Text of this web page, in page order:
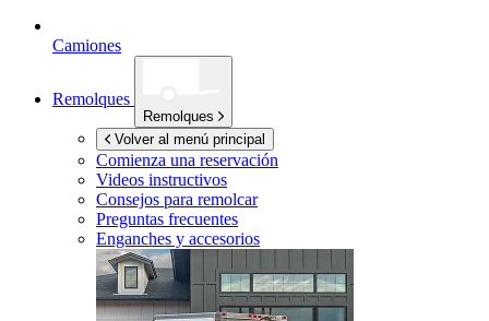
Camiones
Remolques
Remolques
Volver al menú principal
Comienza una reservación
Videos instructivos
Consejos para remolcar
Preguntas frecuentes
Enganches y accesorios